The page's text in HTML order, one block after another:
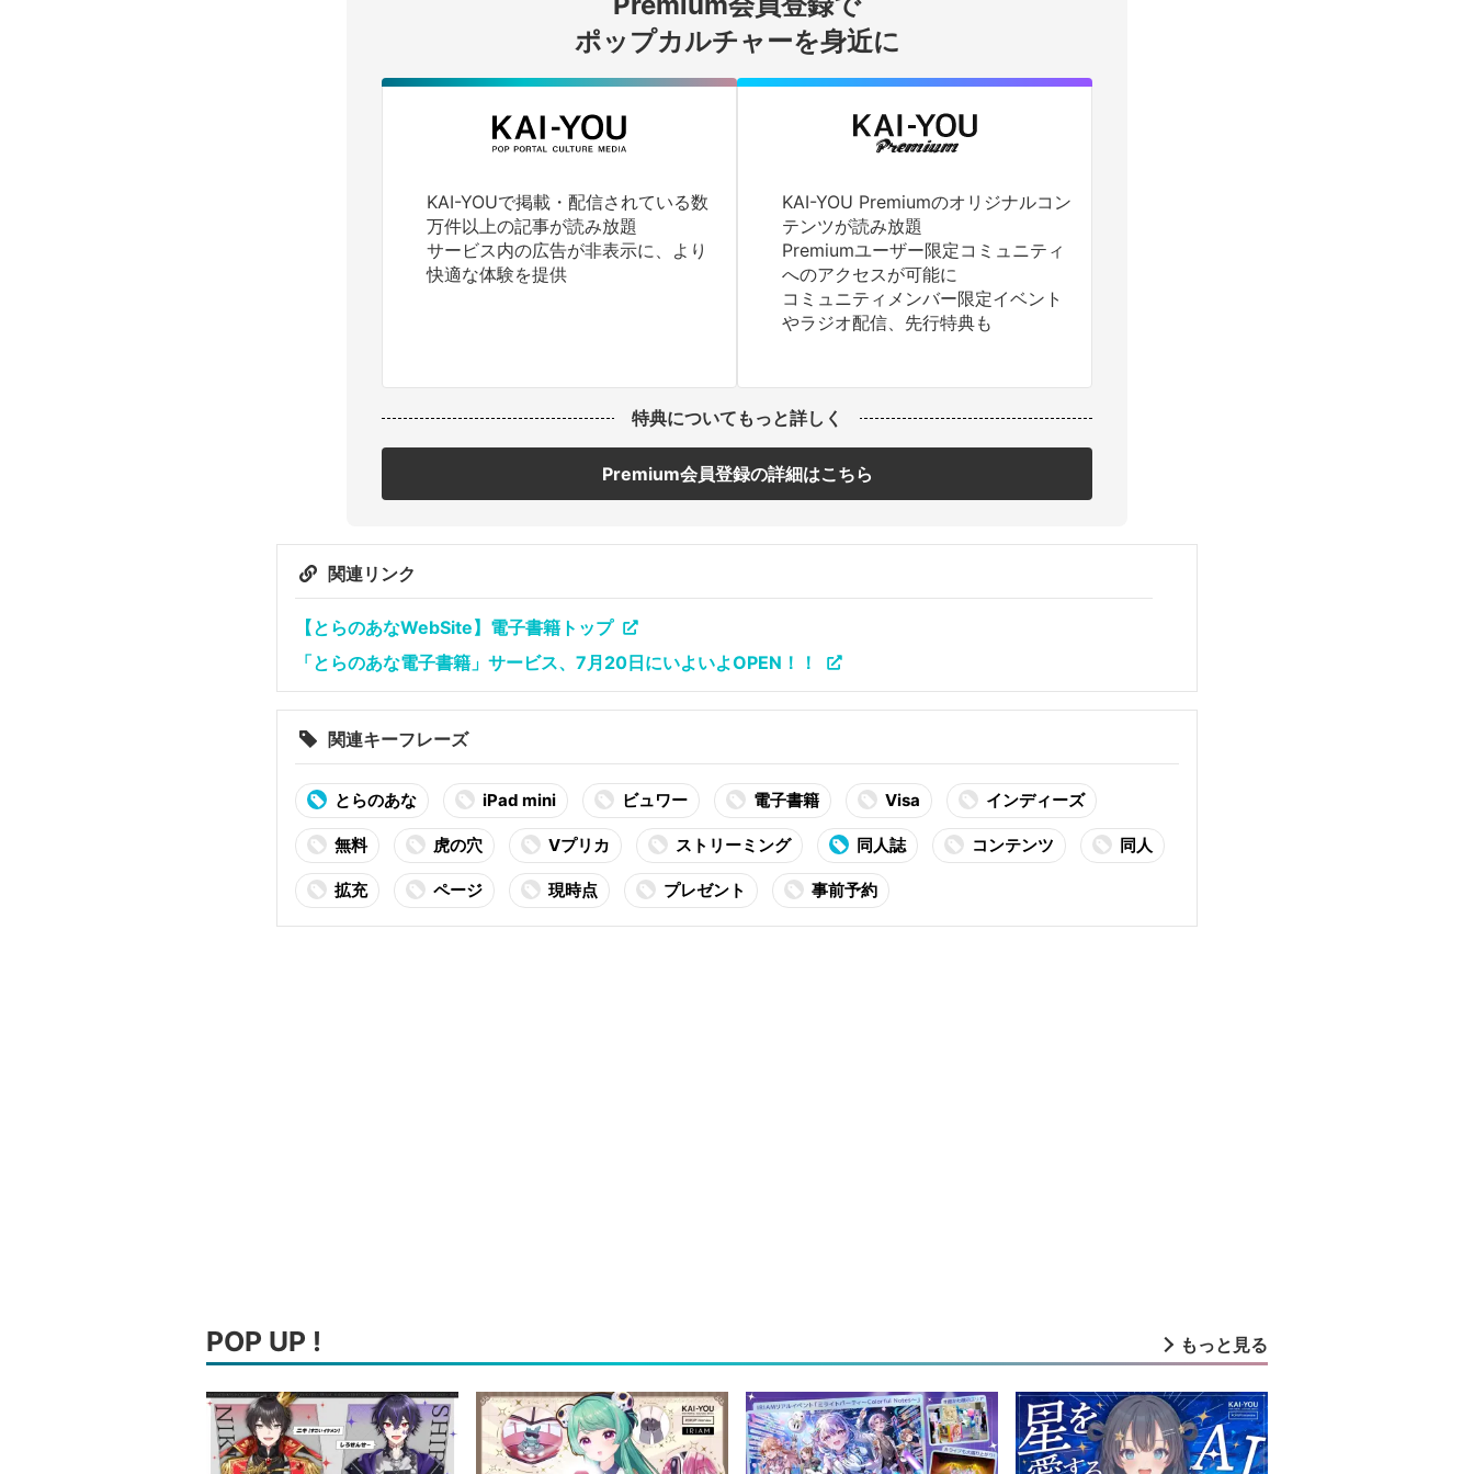
ログインする
ポップカルチャーを身近に
KAI-YOUで掲載・配信されている数
万件以上の記事が読み放題
サービス内の広告が非表示に、より
快適な体験を提供
KAI-YOU Premiumのオリジナルコン
テンツが読み放題
Premiumユーザー限定コミュニティ
へのアクセスが可能に
コミュニティメンバー限定イベント
やラジオ配信、先行特典も
特典についてもっと詳しく
Premium会員登録の詳細はこちら
関連リンク
【とらのあなWebSite】電子書籍トップ
「とらのあな電子書籍」サービス、7月20日にいよいよOPEN！！
関連キーフレーズ
とらのあな iPad mini ビュワー 電子書籍 Visa インディーズ
無料 虎の穴 Vプリカ ストリーミング 同人誌 コンテンツ 同人
拡充 ページ 現時点 プレゼント 事前予約
POP UP ! もっと見る